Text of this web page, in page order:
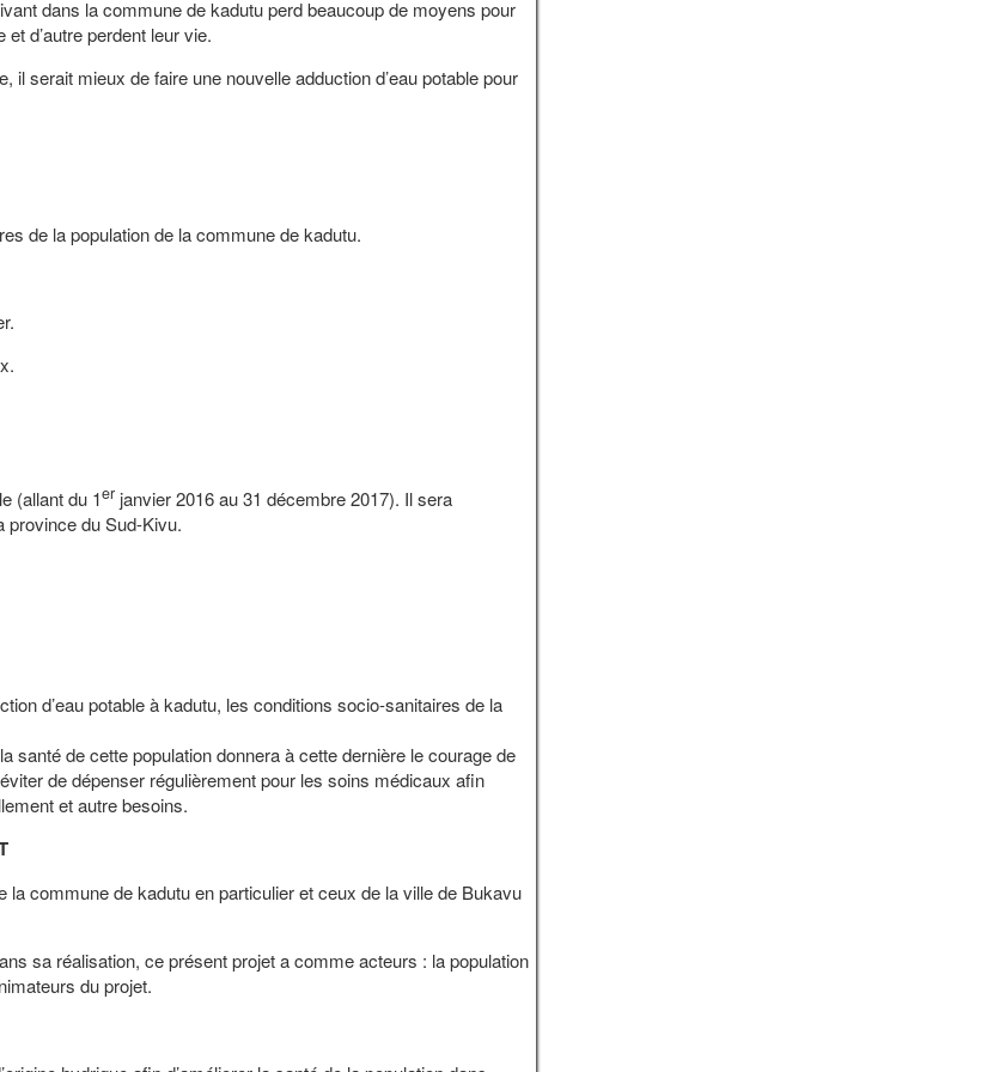
dans la commune de kadutu perd beaucoup de moyens pour
d’autre perdent leur vie.
serait mieux de faire une nouvelle adduction d’eau potable pour
de la population de la commune de kadutu.
(allant du 1er janvier 2016 au 31 décembre 2017). Il sera
province du Sud-Kivu.
d’eau potable à kadutu, les conditions socio-sanitaires de la
santé de cette population donnera à cette dernière le courage de
de dépenser régulièrement pour les soins médicaux afin
et autre besoins.
commune de kadutu en particulier et ceux de la ville de Bukavu
sa réalisation, ce présent projet a comme acteurs : la population
du projet.